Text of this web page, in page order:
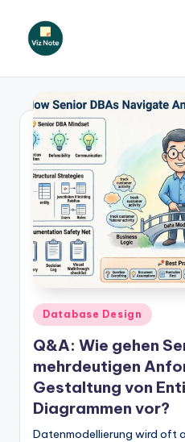
iz
N
o
t
e
G
e
r
m
a
n
-
A
Posted
in
Database Design
Q&A: Wie gehen
mehrdeutigen
Gestaltung von
Diagrammen vor?
Datenmodellierung wird oft